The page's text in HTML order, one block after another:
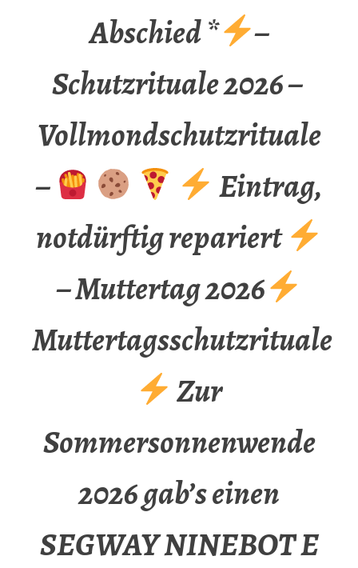
Abschied *
–
Schutzrituale 2026 –
Vollmondschutzrituale
–
Eintrag,
notdürftig repariert
– Muttertag 2026
Muttertagsschutzrituale
Zur
Sommersonnenwende
2026 gab’s einen
SEGWAY NINEBOT E